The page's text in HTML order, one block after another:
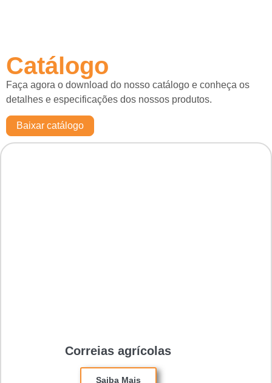
Catálogo
Faça agora o download do nosso catálogo e conheça os
detalhes e especificações dos nossos produtos.
Baixar catálogo
Correias agrícolas
Saiba Mais